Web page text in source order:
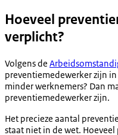
Hoeveel
verplicht?
Volgens de
preventiemedewerker zijn
minder werknemers? Dan
preventiemedewerker zijn.
Het precieze aantal
staat niet in de wet.